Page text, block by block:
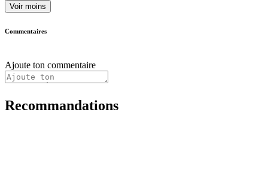
Voir moins
Commentaires
Ajoute ton commentaire
Recommandations